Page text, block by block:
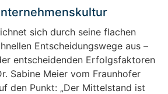
sich durch seine flachen
Entscheidungswege aus –
entscheidenden Erfolgsfaktoren
Sabine Meier vom Fraunhofer
den Punkt: „Der Mittelstand ist